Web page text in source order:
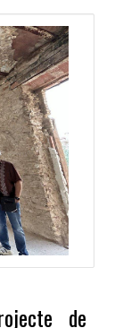
de